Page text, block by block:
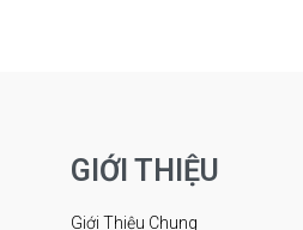
GIỚI THIỆU
Giới Thiệu Chung